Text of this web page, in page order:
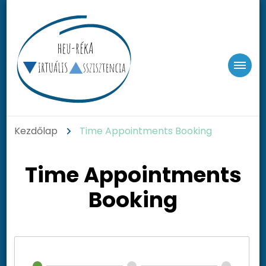
heu-Reka
Kezdőlap Time Appointments Booking
Time Appointments
Booking